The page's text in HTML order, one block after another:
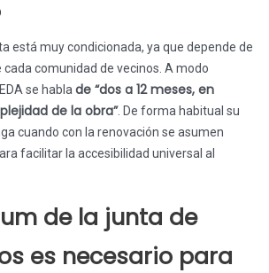
está muy condicionada, ya que depende de
cada comunidad de vecinos. A modo
se habla de “dos a 12 meses, en
de la obra”. De forma habitual su
cuando con la renovación se asumen
facilitar la accesibilidad universal al
de la junta de
es necesario para